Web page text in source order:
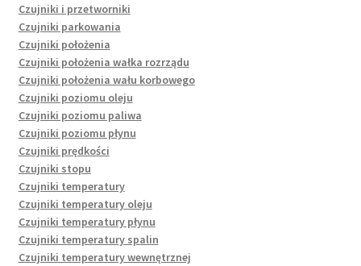
Czujniki i przetworniki
Czujniki parkowania
Czujniki położenia
Czujniki położenia wałka rozrządu
Czujniki położenia wału korbowego
Czujniki poziomu oleju
Czujniki poziomu paliwa
Czujniki poziomu płynu
Czujniki prędkości
Czujniki stopu
Czujniki temperatury
Czujniki temperatury oleju
Czujniki temperatury płynu
Czujniki temperatury spalin
Czujniki temperatury wewnętrznej